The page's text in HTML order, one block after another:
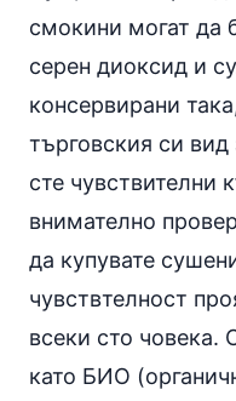
смокини могат да
серен диоксид и
консервирани
търговския си
сте чувствителни
внимателно
да купувате
чувствтелност
всеки сто човека.
като БИО